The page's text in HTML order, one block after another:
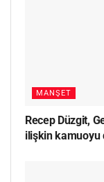
MANŞET
Recep Düzgit,
ilişkin kamuoyu